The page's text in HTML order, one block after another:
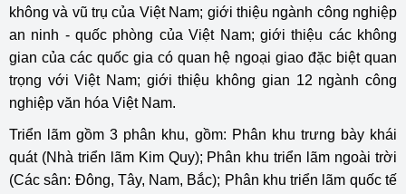
không và vũ trụ của Việt Nam; giới thiệu ngành công nghiệp
an ninh - quốc phòng của Việt Nam; giới thiệu các không
gian của các quốc gia có quan hệ ngoại giao đặc biệt quan
trọng với Việt Nam; giới thiệu không gian 12 ngành công
nghiệp văn hóa Việt Nam.
Triển lãm gồm 3 phân khu, gồm: Phân khu trưng bày khái
quát (Nhà triển lãm Kim Quy); Phân khu triển lãm ngoài trời
(Các sân: Đông, Tây, Nam, Bắc); Phân khu triển lãm quốc tế